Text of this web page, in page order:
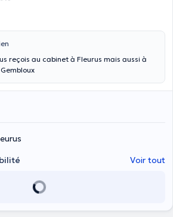
reçois au cabinet à Fleurus mais aussi à
Voir tout